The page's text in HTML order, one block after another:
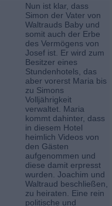
Nun ist klar, dass
Simon der Vater von
Waltrauds Baby und
somit auch der Erbe
des Vermögens von
Josef ist. Er wird zum
Besitzer eines
Stundenhotels, das
aber vorerst Maria bis
zu Simons
Volljährigkeit
verwaltet. Maria
kommt dahinter, dass
in diesem Hotel
heimlich Videos von
den Gästen
aufgenommen und
diese damit erpresst
wurden. Joachim und
Waltraud beschließen,
zu heiraten. Eine rein
politische und